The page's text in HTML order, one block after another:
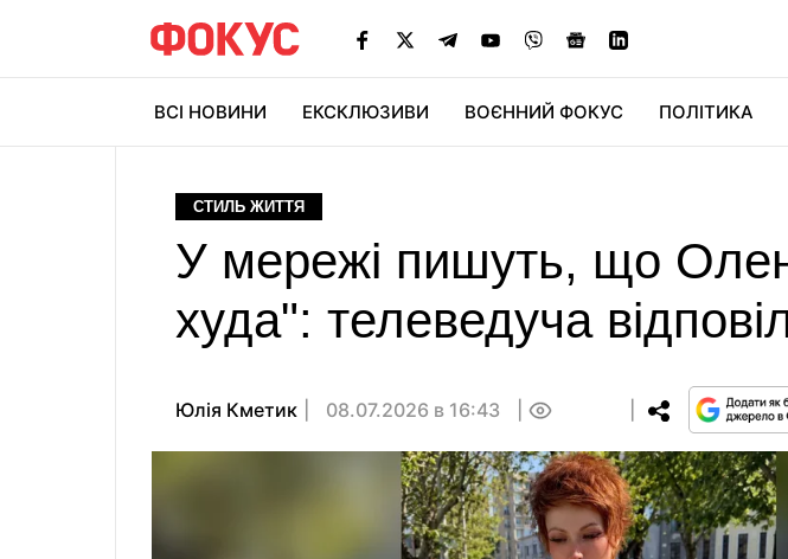
ВСІ НОВИНИ ЕКСКЛЮЗИВИ ВОЄННИЙ ФОКУС ПОЛІТИКА
СТИЛЬ ЖИТТЯ
У мережі пишуть, що
худа": телеведуча
Юлія Кметик 08.07.2026 в 16:43